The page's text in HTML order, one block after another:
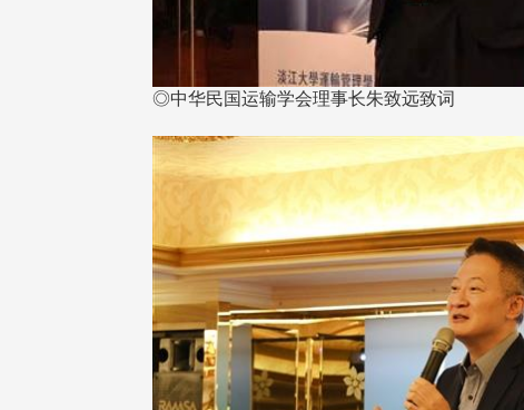
◎中华民国运输学会理事长朱致远致词
人科技与前瞻应用论坛」，特
捐款征信、其他消
配合「个人资料保护法」之施
并导入个资管理，对于校友之
资料应尽善良管理人之责任，
4 版 捐款征信、其他消
息
欢迎订阅校友e报！